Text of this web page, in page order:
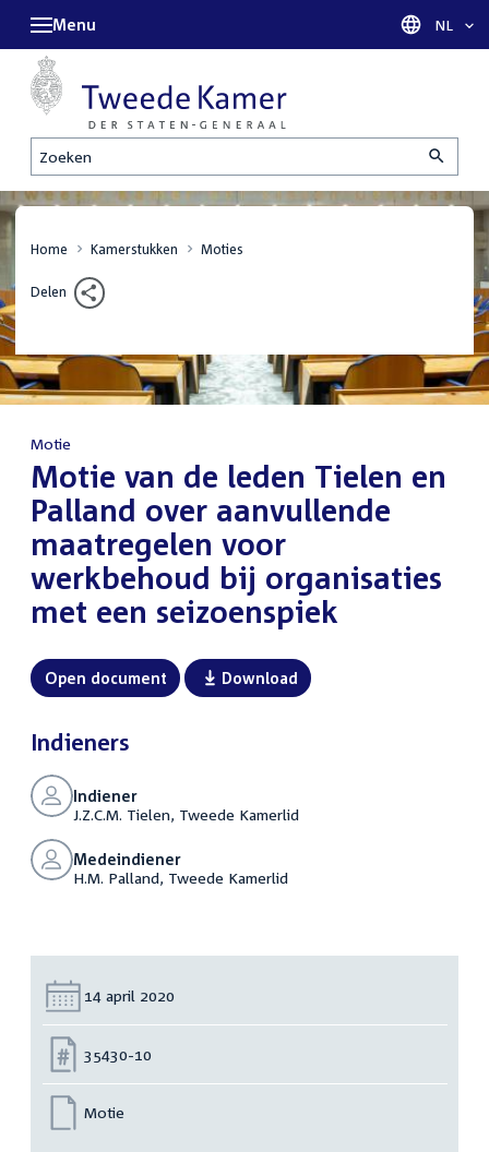
Zoeken
Menu Taal
NL
Home Kamerstukken Moties
Delen
Motie
:Motie van de leden Tielen en
Palland over aanvullende
maatregelen voor
werkbehoud bij organisaties
met een seizoenspiek
Open document Download
Indieners
Indiener
J.Z.C.M. Tielen, Tweede Kamerlid
Medeindiener
H.M. Palland, Tweede Kamerlid
Datum:
14 april 2020
Nummer:
35430-10
Motie